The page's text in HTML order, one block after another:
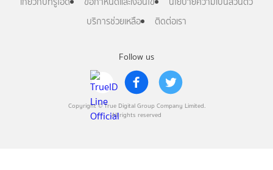
Follow us
Copyright © True Digital Group Company Limited.
All rights reserved
บริการช่วยเหลือ
ติดต่อเรา